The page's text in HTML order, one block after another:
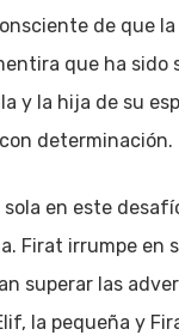
de que
que ha
y la hija de su
determinación.
en este
Firat irrumpe
superar las
la pequeña y